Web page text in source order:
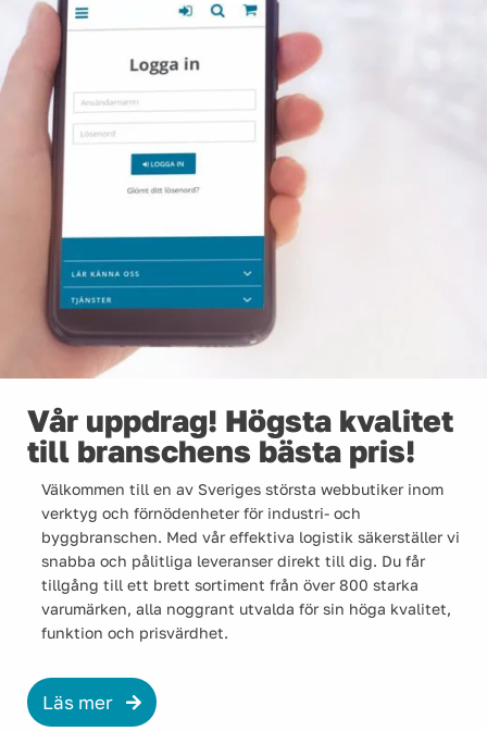
Vår uppdrag! Högsta kvalitet
till branschens bästa pris!
Välkommen till en av Sveriges största webbutiker inom
verktyg och förnödenheter för industri- och
byggbranschen. Med vår effektiva logistik säkerställer vi
snabba och pålitliga leveranser direkt till dig. Du får
tillgång till ett brett sortiment från över 800 starka
varumärken, alla noggrant utvalda för sin höga kvalitet,
funktion och prisvärdhet.
Läs mer